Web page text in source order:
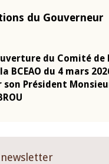
du Gouverneur
du Comité de
BCEAO du 4 mars
son Président